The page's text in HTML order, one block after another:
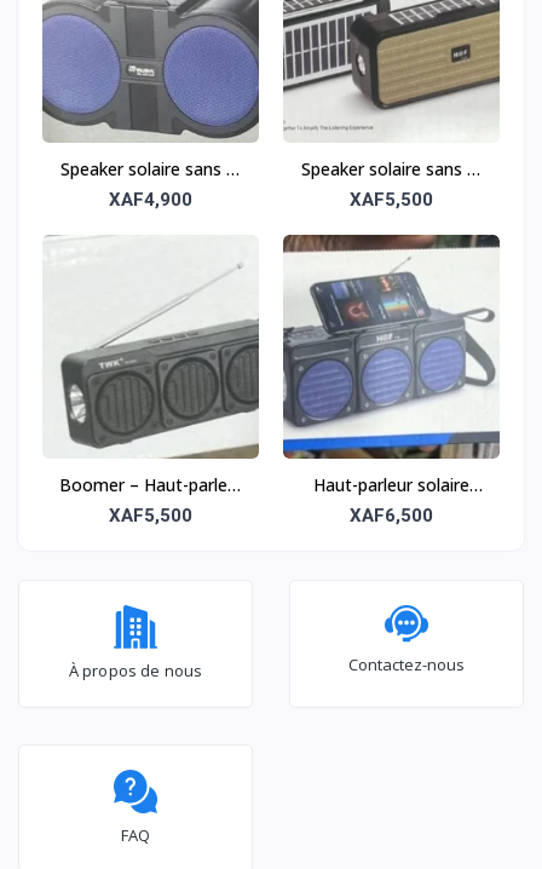
Speaker solaire sans fil
tout-terrain – Robuste
XAF4,900
Speaker solaire sans fil
tout-terrain – Robuste
XAF5,500
Boomer – Haut-parleur
solaire sans fil tout-
XAF5,500
Haut-parleur solaire
sans fil tout-terrain –
XAF6,500
À propos de nous Contactez-nous
FAQ